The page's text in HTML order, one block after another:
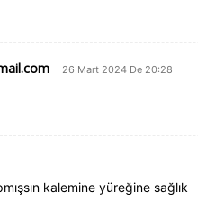
26 Mart 2024 De 20:28
kalemine yüreğine sağlık